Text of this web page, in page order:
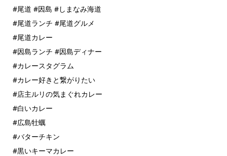
#尾道 #因島 #しまなみ海道
#尾道ランチ #尾道グルメ
#尾道カレー
#因島ランチ #因島ディナー
#カレースタグラム
#カレー好きと繋がりたい
#店主ルリの気まぐれカレー
#白いカレー
#広島牡蠣
#バターチキン
#黒いキーマカレー